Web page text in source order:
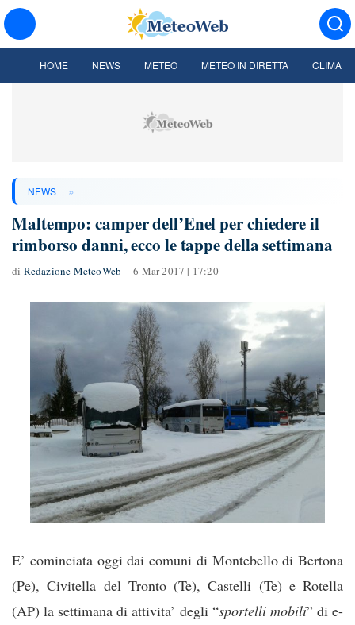
HOME NEWS METEO METEO IN DIRETTA CLIMA
NEWS »
Maltempo: camper dell’Enel per chiedere il
rimborso danni, ecco le tappe della settimana
di Redazione MeteoWeb 6 Mar 2017 | 17:20
E’ cominciata oggi dai comuni di Montebello di Bertona
(Pe), Civitella del Tronto (Te), Castelli (Te) e Rotella
(AP) la settimana di attivita’ degli “sportelli mobili” di e-